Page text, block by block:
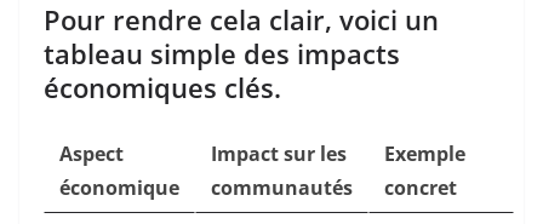
Pour rendre cela clair, voici un
tableau simple des impacts
économiques clés.
Aspect
économique
Impact sur les
communautés
Exemple
concret